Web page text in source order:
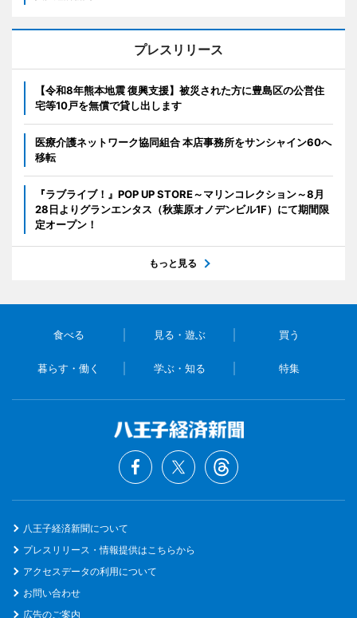
プレスリリース
【令和8年熊本地震 復興支援】被災された方に豊島区の公営住
宅等10戸を無償で貸し出します
医療介護ネットワーク協同組合 本店事務所をサンシャイン60へ
移転
『ラブライブ！』POP UP STORE～マリンコレクション～8月
28日よりグランエンタス（秋葉原オノデンビル1F）にて期間限
定オープン！
もっと見る
食べる 見る・遊ぶ 買う
暮らす・働く 学ぶ・知る 特集
八王子経済新聞について
プレスリリース・情報提供はこちらから
アクセスデータの利用について
お問い合わせ
広告のご案内